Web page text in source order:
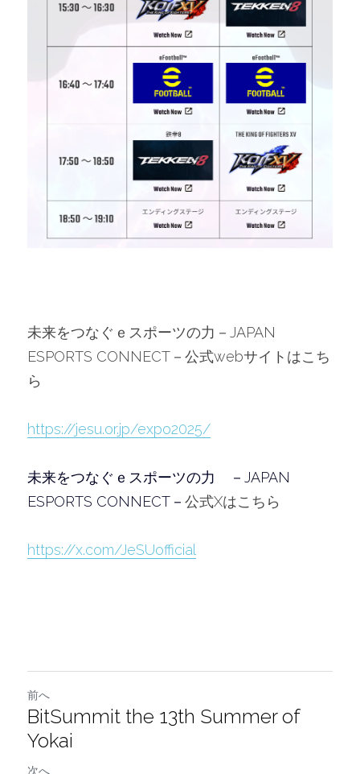
未来をつなぐｅスポーツの力－JAPAN
ESPORTS CONNECT－公式webサイトはこち
ら
https://jesu.or.jp/expo2025/
未来をつなぐｅスポーツの力　－JAPAN
ESPORTS CONNECT－ 公式Xはこちら
https://x.com/JeSUofficial
前へ
BitSummit the 13th Summer of
Yokai
次へ